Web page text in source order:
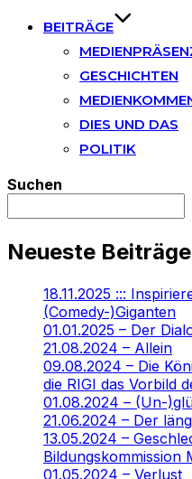
BEITRÄGE
GESCHICHTEN
DIES UND DAS
POLITIK
Suchen
Neueste Beiträge
18.11.2025 :::
(Comedy-)Giganten
01.01.2025 – Der
21.08.2024 – Allein
09.08.2024 – Die
die RIGI das Vorbild
01.08.2024 – (Un-
21.06.2024 – Der
13.05.2024 –
Bildungskommission
01.05.2024 – Verlust